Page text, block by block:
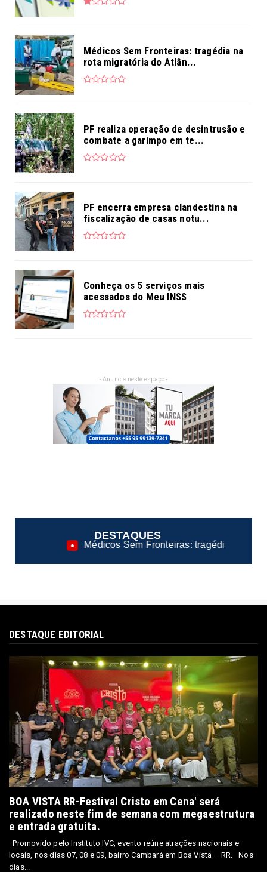
Médicos Sem Fronteiras: tragédia na
rota migratória do Atlân...
PF realiza operação de desintrusão e
combate a garimpo em te...
PF encerra empresa clandestina na
fiscalização de casas notu...
Conheça os 5 serviços mais
acessados do Meu INSS
- Anuncie neste espaço -
DESTAQUES
Sem Fronteiras: tragédia na rota migratória do Atlântico
DESTAQUE EDITORIAL
BOA VISTA RR-Festival Cristo em Cena' será
realizado neste fim de semana com megaestrutura
e entrada gratuita.
Promovido pelo Instituto IVC, evento reúne atrações nacionais e
locais, nos dias 07, 08 e 09, bairro Cambará em Boa Vista – RR. Nos
dias...